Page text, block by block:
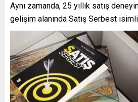
Aynı zamanda, 25 yıllık satış
gelişim alanında Satış Serbest isimli